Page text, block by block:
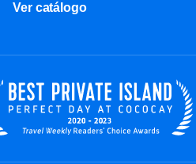
Ver catálogo